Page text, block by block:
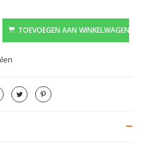
TOEVOEGEN AAN WINKELWAGEN